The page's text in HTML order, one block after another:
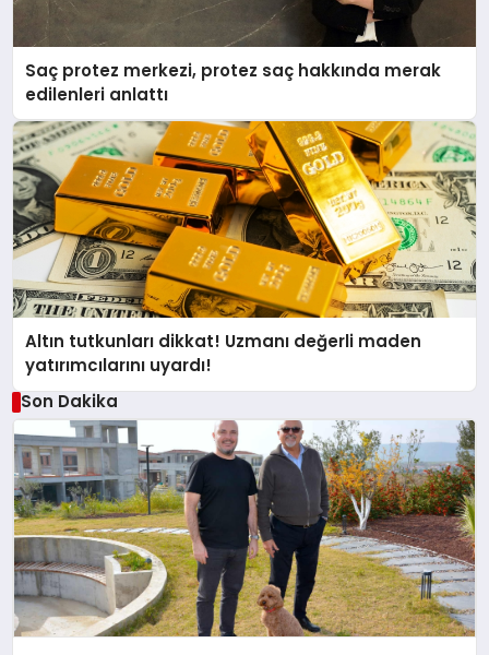
Saç protez merkezi, protez saç hakkında merak
edilenleri anlattı
Altın tutkunları dikkat! Uzmanı değerli maden
yatırımcılarını uyardı!
Son Dakika